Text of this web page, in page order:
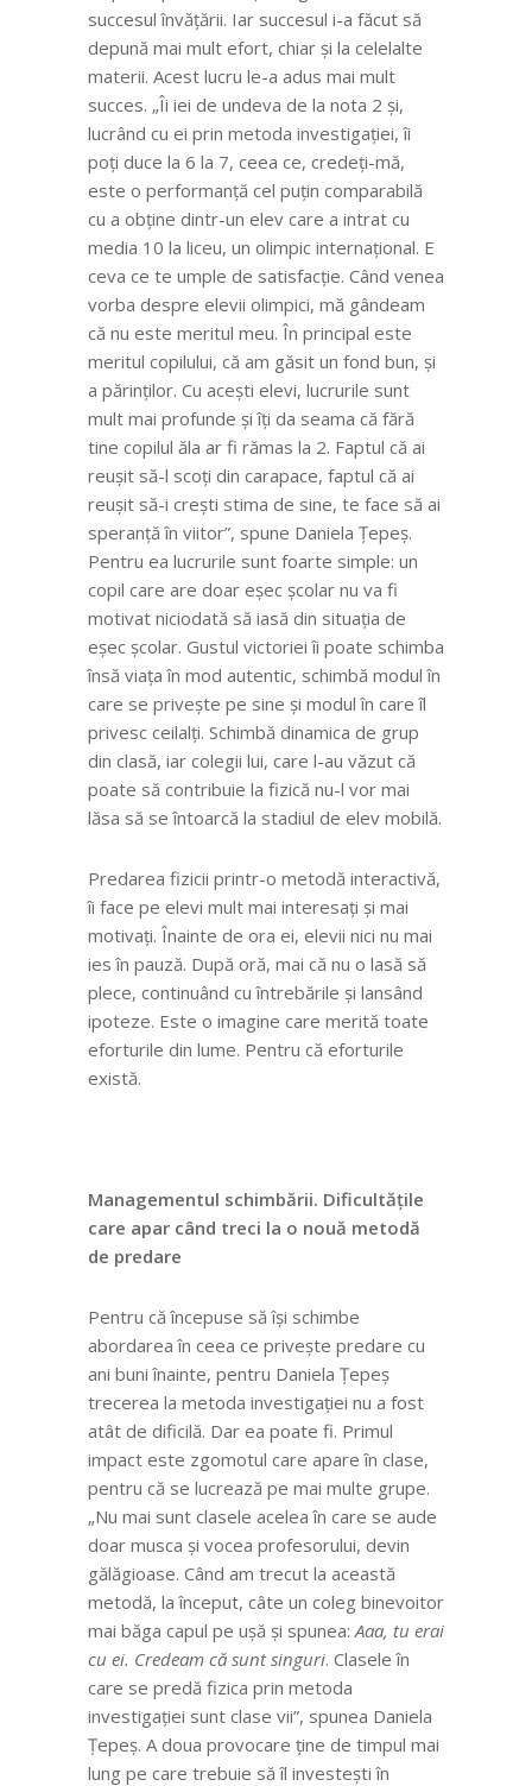
succesul învățării. Iar succesul i-a făcut să
depună mai mult efort, chiar și la celelalte
materii. Acest lucru le-a adus mai mult
succes. „Îi iei de undeva de la nota 2 și,
lucrând cu ei prin metoda investigației, îi
poți duce la 6 la 7, ceea ce, credeți-mă,
este o performanță cel puțin comparabilă
cu a obține dintr-un elev care a intrat cu
media 10 la liceu, un olimpic internațional. E
ceva ce te umple de satisfacție. Când venea
vorba despre elevii olimpici, mă gândeam
că nu este meritul meu. În principal este
meritul copilului, că am găsit un fond bun, și
a părinților. Cu acești elevi, lucrurile sunt
mult mai profunde și îți da seama că fără
tine copilul ăla ar fi rămas la 2. Faptul că ai
reușit să-l scoți din carapace, faptul că ai
reușit să-i crești stima de sine, te face să ai
speranță în viitor”, spune Daniela Țepeș.
Pentru ea lucrurile sunt foarte simple: un
copil care are doar eșec școlar nu va fi
motivat niciodată să iasă din situația de
eșec școlar. Gustul victoriei îi poate schimba
însă viața în mod autentic, schimbă modul în
care se privește pe sine și modul în care îl
privesc ceilalți. Schimbă dinamica de grup
din clasă, iar colegii lui, care l-au văzut că
poate să contribuie la fizică nu-l vor mai
lăsa să se întoarcă la stadiul de elev mobilă.
Predarea fizicii printr-o metodă interactivă,
îi face pe elevi mult mai interesați și mai
motivați. Înainte de ora ei, elevii nici nu mai
ies în pauză. După oră, mai că nu o lasă să
plece, continuând cu întrebările și lansând
ipoteze. Este o imagine care merită toate
eforturile din lume. Pentru că eforturile
există.
Managementul schimbării. Dificultățile
care apar când treci la o nouă metodă
de predare
Pentru că începuse să își schimbe
abordarea în ceea ce privește predare cu
ani buni înainte, pentru Daniela Țepeș
trecerea la metoda investigației nu a fost
atât de dificilă. Dar ea poate fi. Primul
impact este zgomotul care apare în clase,
pentru că se lucrează pe mai multe grupe.
„Nu mai sunt clasele acelea în care se aude
doar musca și vocea profesorului, devin
gălăgioase. Când am trecut la această
metodă, la început, câte un coleg binevoitor
mai băga capul pe ușă și spunea: Aaa, tu erai
cu ei. Credeam că sunt singuri. Clasele în
care se predă fizica prin metoda
investigației sunt clase vii”, spunea Daniela
Țepeș. A doua provocare ține de timpul mai
lung pe care trebuie să îl investești în